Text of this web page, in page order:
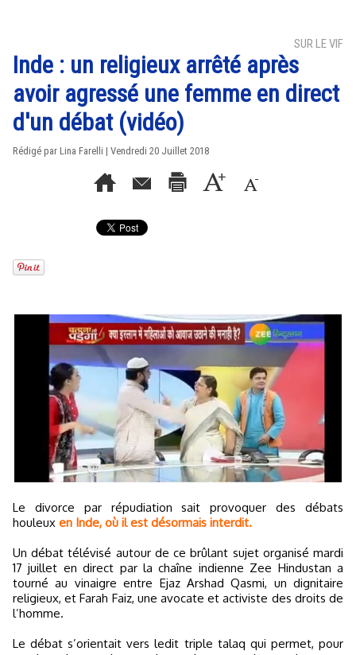
SUR LE VIF
Inde : un religieux arrêté après
avoir agressé une femme en direct
d'un débat (vidéo)
Rédigé par Lina Farelli | Vendredi 20 Juillet 2018
Le divorce par répudiation sait provoquer des débats
houleux en Inde, où il est désormais interdit.
Un débat télévisé autour de ce brûlant sujet organisé mardi
17 juillet en direct par la chaîne indienne Zee Hindustan a
tourné au vinaigre entre Ejaz Arshad Qasmi, un dignitaire
religieux, et Farah Faiz, une avocate et activiste des droits de
l’homme.
Le débat s’orientait vers ledit triple talaq qui permet, pour